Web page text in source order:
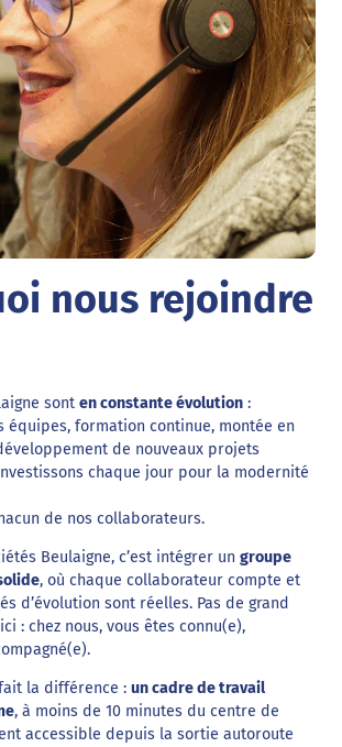
nous rejoindre
sont en constante évolution :
équipes, formation continue, montée en
de nouveaux projets
chaque jour pour la modernité
de nos collaborateurs.
Beulaigne, c’est intégrer un groupe
, où chaque collaborateur compte et
d’évolution sont réelles. Pas de grand
: chez nous, vous êtes connu(e),
la différence : un cadre de travail
, à moins de 10 minutes du centre de
accessible depuis la sortie autoroute